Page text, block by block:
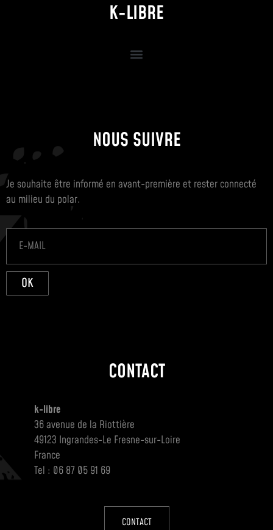
K-LIBRE
NOUS SUIVRE
Je souhaite être informé en avant-première et rester connecté
au milieu du polar.
OK
CONTACT
k-libre
36 avenue de la Riottière
49123 Ingrandes-Le Fresne-sur-Loire
France
Tel : 06 87 05 91 69
CONTACT